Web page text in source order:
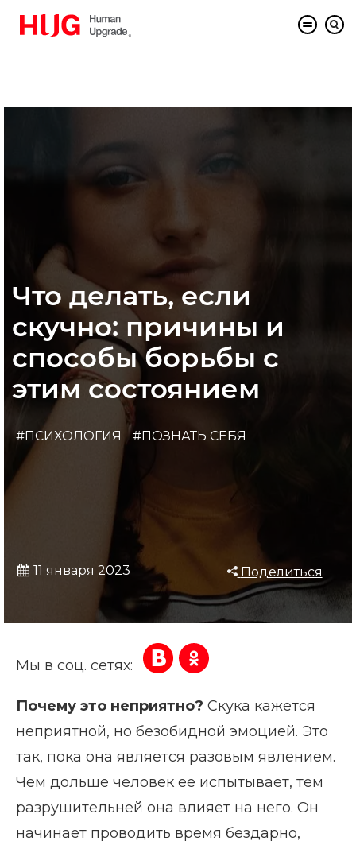
Что делать, если
скучно: причины и
способы борьбы с
этим состоянием
#ПСИХОЛОГИЯ #ПОЗНАТЬ СЕБЯ
11 января 2023 Поделиться
Мы в соц. сетях:
Почему это неприятно? Скука кажется
неприятной, но безобидной эмоцией. Это
так, пока она является разовым явлением.
Чем дольше человек ее испытывает, тем
разрушительней она влияет на него. Он
начинает проводить время бездарно,